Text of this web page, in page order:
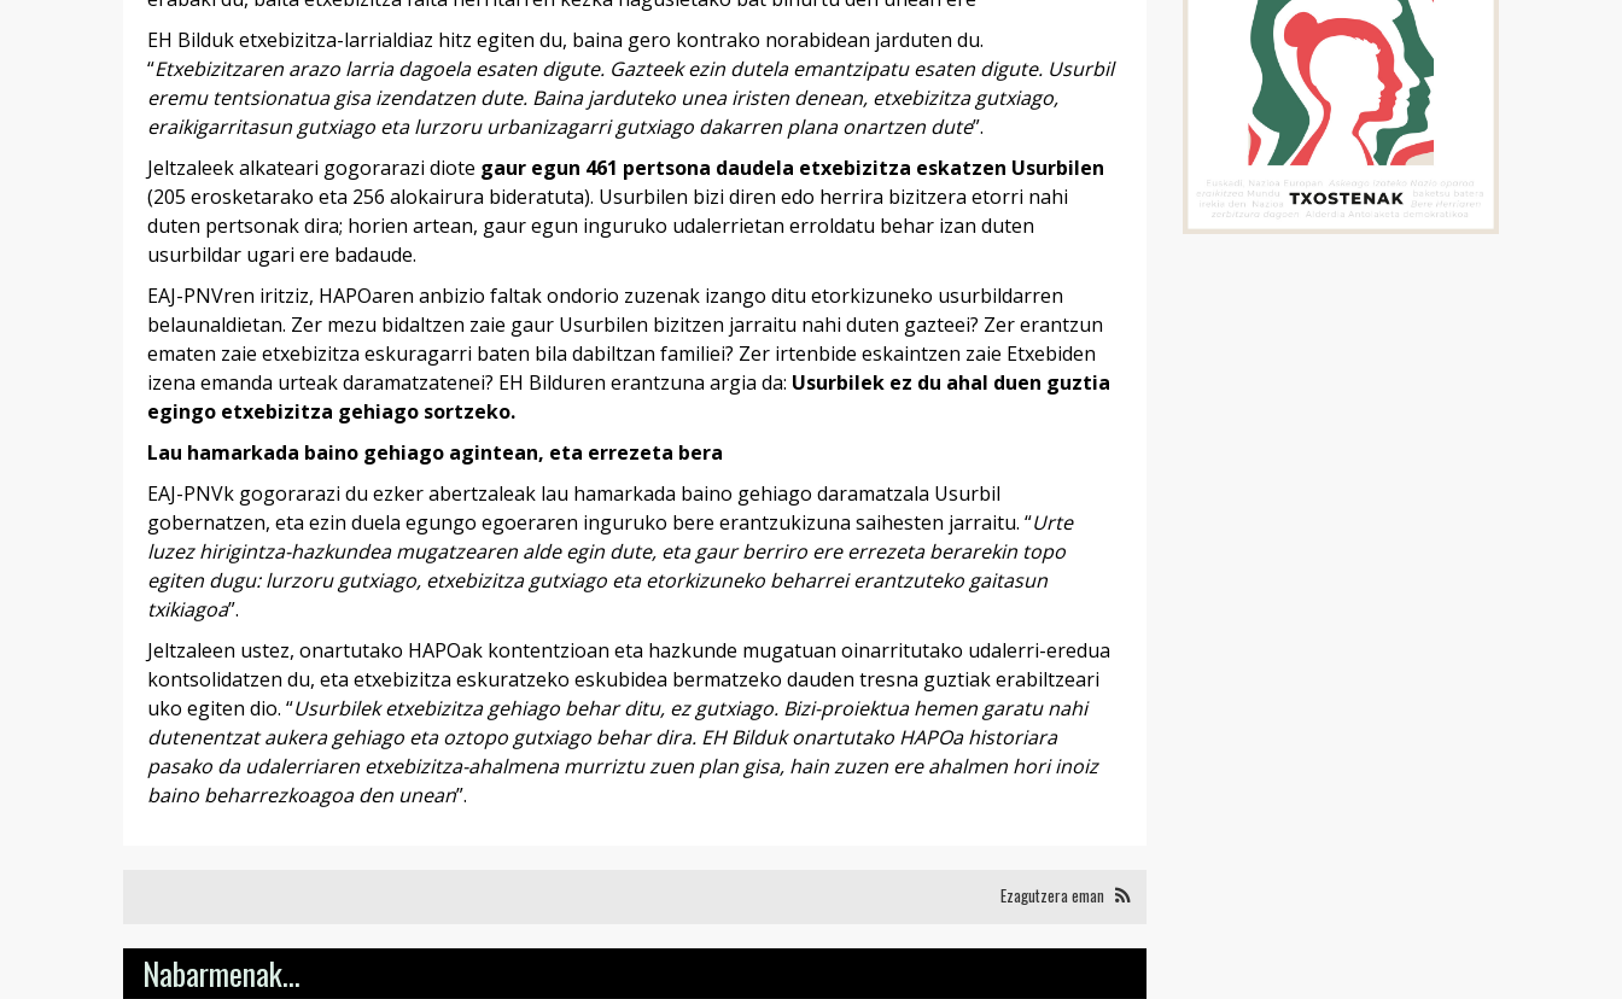
EH Bilduk etxebizitza-larrialdiaz hitz egiten du, baina gero kontrako norabidean jarduten du.
“Etxebizitzaren arazo larria dagoela esaten digute. Gazteek ezin dutela emantzipatu esaten digute. Usurbil
eremu tentsionatua gisa izendatzen dute. Baina jarduteko unea iristen denean, etxebizitza gutxiago,
eraikigarritasun gutxiago eta lurzoru urbanizagarri gutxiago dakarren plana onartzen dute”.
Jeltzaleek alkateari gogorarazi diote gaur egun 461 pertsona daudela etxebizitza eskatzen Usurbilen
(205 erosketarako eta 256 alokairura bideratuta). Usurbilen bizi diren edo herrira bizitzera etorri nahi
duten pertsonak dira; horien artean, gaur egun inguruko udalerrietan erroldatu behar izan duten
usurbildar ugari ere badaude.
EAJ-PNVren iritziz, HAPOaren anbizio faltak ondorio zuzenak izango ditu etorkizuneko usurbildarren
belaunaldietan. Zer mezu bidaltzen zaie gaur Usurbilen bizitzen jarraitu nahi duten gazteei? Zer erantzun
ematen zaie etxebizitza eskuragarri baten bila dabiltzan familiei? Zer irtenbide eskaintzen zaie Etxebiden
izena emanda urteak daramatzatenei? EH Bilduren erantzuna argia da: Usurbilek ez du ahal duen guztia
egingo etxebizitza gehiago sortzeko.
Lau hamarkada baino gehiago agintean, eta errezeta bera
EAJ-PNVk gogorarazi du ezker abertzaleak lau hamarkada baino gehiago daramatzala Usurbil
gobernatzen, eta ezin duela egungo egoeraren inguruko bere erantzukizuna saihesten jarraitu. “Urte
luzez hirigintza-hazkundea mugatzearen alde egin dute, eta gaur berriro ere errezeta berarekin topo
egiten dugu: lurzoru gutxiago, etxebizitza gutxiago eta etorkizuneko beharrei erantzuteko gaitasun
txikiagoa”.
Jeltzaleen ustez, onartutako HAPOak kontentzioan eta hazkunde mugatuan oinarritutako udalerri-eredua
kontsolidatzen du, eta etxebizitza eskuratzeko eskubidea bermatzeko dauden tresna guztiak erabiltzeari
uko egiten dio. “Usurbilek etxebizitza gehiago behar ditu, ez gutxiago. Bizi-proiektua hemen garatu nahi
dutenentzat aukera gehiago eta oztopo gutxiago behar dira. EH Bilduk onartutako HAPOa historiara
pasako da udalerriaren etxebizitza-ahalmena murriztu zuen plan gisa, hain zuzen ere ahalmen hori inoiz
baino beharrezkoagoa den unean”.
Ezagutzera eman
Nabarmenak...